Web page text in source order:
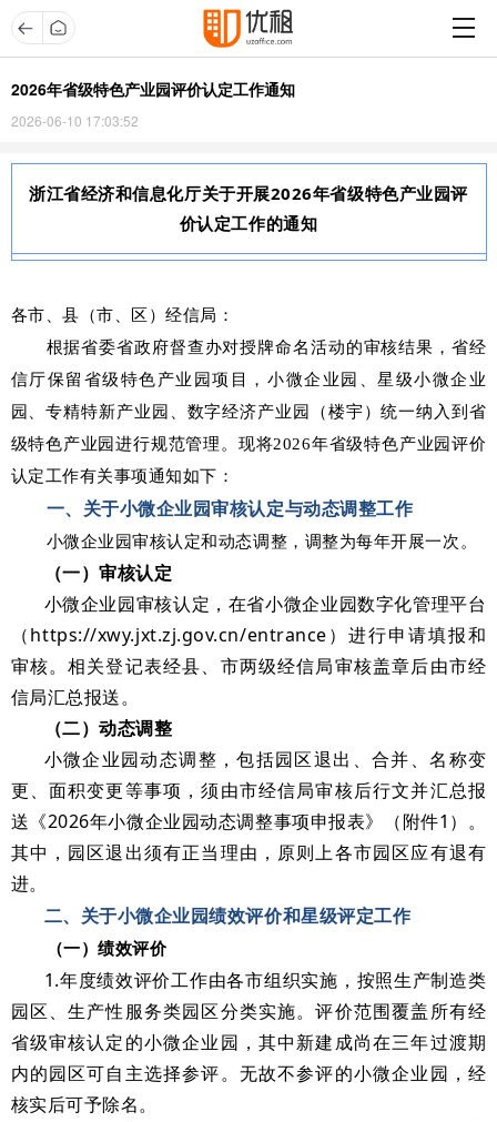
2026年省级特色产业园评价认定工作通知
2026-06-10 17:03:52
浙江省经济和信息化厅关于开展2026年省级特色产业园评
价认定工作的通知
各市、县（市、区）经信局：
根据省委省政府督查办对授牌命名活动的审核结果，省经
信厅保留省级特色产业园项目，小微企业园、星级小微企业
园、专精特新产业园、数字经济产业园（楼宇）统一纳入到省
级特色产业园进行规范管理。现将2026年省级特色产业园评价
认定工作有关事项通知如下：
一、关于小微企业园审核认定与动态调整工作
小微企业园审核认定和动态调整，调整为每年开展一次。
（一）审核认定
小微企业园审核认定，在省小微企业园数字化管理平台
（https://xwy.jxt.zj.gov.cn/entrance）进行申请填报和
审核。相关登记表经县、市两级经信局审核盖章后由市经
信局汇总报送。
（二）动态调整
小微企业园动态调整，包括园区退出、合并、名称变
更、面积变更等事项，须由市经信局审核后行文并汇总报
送《2026年小微企业园动态调整事项申报表》（附件1）。
其中，园区退出须有正当理由，原则上各市园区应有退有
进。
二、关于小微企业园绩效评价和星级评定工作
（一）绩效评价
1.年度绩效评价工作由各市组织实施，按照生产制造类
园区、生产性服务类园区分类实施。评价范围覆盖所有经
省级审核认定的小微企业园，其中新建成尚在三年过渡期
内的园区可自主选择参评。无故不参评的小微企业园，经
核实后可予除名。